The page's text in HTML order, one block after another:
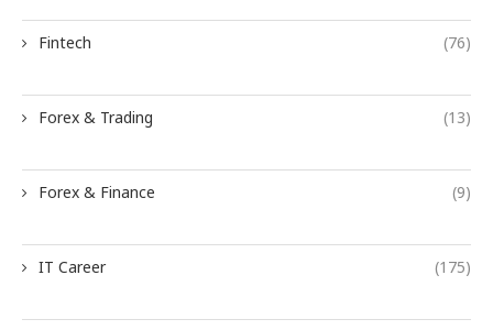
Fintech (76)
Forex & Trading (13)
Forex & Finance (9)
IT Career (175)